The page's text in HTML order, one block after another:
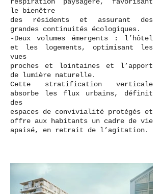
le bienêtre
des résidents et assurant des
grandes continuités écologiques.
-Deux volumes émergents : l’hôtel
et les logements, optimisant les
vues
proches et lointaines et l’apport
de lumière naturelle.
Cette stratification verticale
absorbe les flux urbains, définit
des
espaces de convivialité protégés et
offre aux habitants un cadre de vie
apaisé, en retrait de l’agitation.